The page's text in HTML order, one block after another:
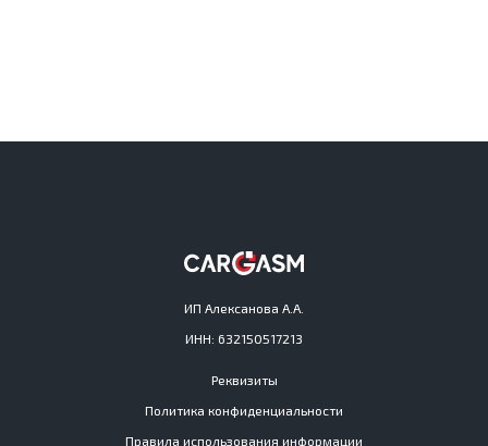
ИП Алексанова А.А.
ИНН: 632150517213
Реквизиты
Политика конфиденциальности
Правила использования информации